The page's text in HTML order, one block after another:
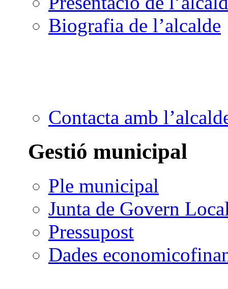
Biografia de l’alcalde
Contacta amb
Gestió municipal
Ple municipal
Junta de Govern
Pressupost
Dades